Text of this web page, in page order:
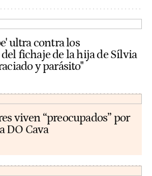
ultra contra los
fichaje de la hija de Sílvia
y parásito"
viven “preocupados” por
DO Cava